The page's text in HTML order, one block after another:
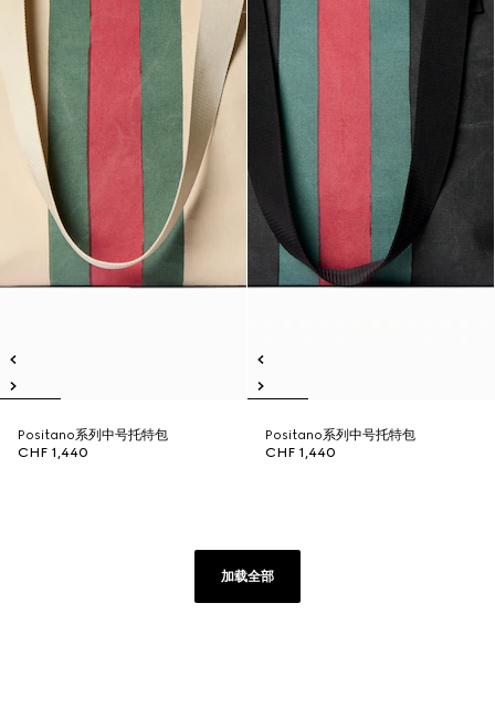
Positano系列中号托特包
CHF 1,440
Positano系列中号托特包
CHF 1,440
加载全部